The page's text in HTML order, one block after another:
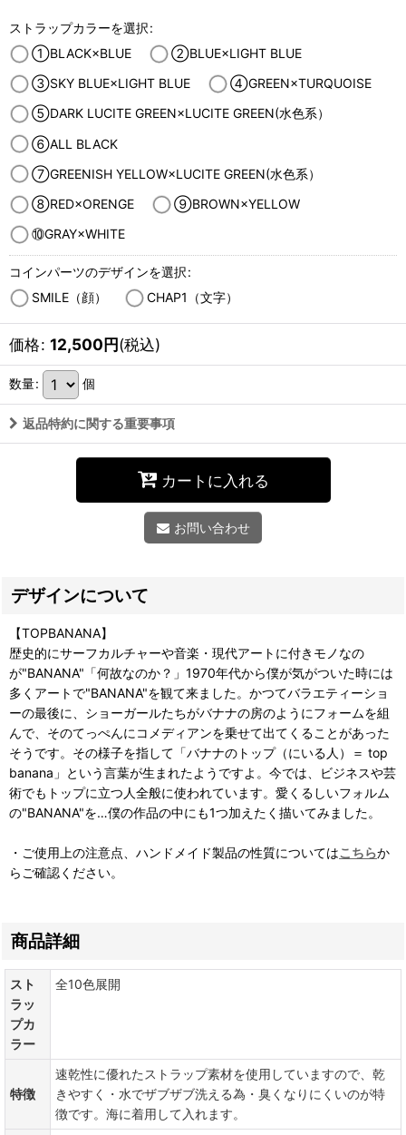
ストラップカラーを選択:
①BLACK×BLUE
②BLUE×LIGHT BLUE
③SKY BLUE×LIGHT BLUE
④GREEN×TURQUOISE
⑤DARK LUCITE GREEN×LUCITE GREEN(水色系）
⑥ALL BLACK
⑦GREENISH YELLOW×LUCITE GREEN(水色系）
⑧RED×ORENGE
⑨BROWN×YELLOW
⑩GRAY×WHITE
コインパーツのデザインを選択:
SMILE（顔）
CHAP1（文字）
価格: 12,500円(税込)
数量: 個
返品特約に関する重要事項
カートに入れる
お問い合わせ
デザインについて
【TOPBANANA】
歴史的にサーフカルチャーや音楽・現代アートに付きモノなの
が"BANANA"「何故なのか？」1970年代から僕が気がついた時には
多くアートで"BANANA"を観て来ました。かつてバラエティーショ
ーの最後に、ショーガールたちがバナナの房のようにフォームを組
んで、そのてっぺんにコメディアンを乗せて出てくることがあった
そうです。その様子を指して「バナナのトップ（にいる人）＝ top
banana」という言葉が生まれたようですよ。今では、ビジネスや芸
術でもトップに立つ人全般に使われています。愛くるしいフォルム
の"BANANA"を…僕の作品の中にも1つ加えたく描いてみました。
・ご使用上の注意点、ハンドメイド製品の性質についてはこちらか
らご確認ください。
商品詳細
スト
ラッ
プカ
ラー
全10色展開
特徴
速乾性に優れたストラップ素材を使用していますので、乾
きやすく・水でザブザブ洗える為・臭くなりにくいのが特
徴です。海に着用して入れます。